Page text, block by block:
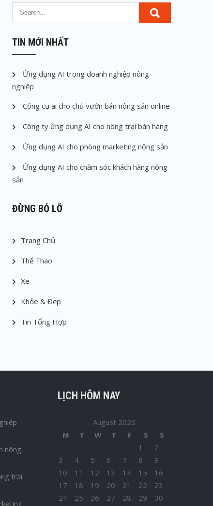
TIN MỚI NHẤT
Ứng dụng AI trong doanh nghiệp nông
nghiệp
Công cụ ai cho chủ vườn bán nông sản online
Công ty ứng dụng AI cho nông trại bán hàng
Ứng dụng AI cho phòng marketing nông sản
Ứng dụng AI cho chăm sóc khách hàng nông
sản
ĐỪNG BỎ LỠ
Trang Chủ
Thể Thao
Xe
Khỏe & Đẹp
Tin Tổng Hợp
nông
trại
LỊCH HÔM NAY
August 2026
M
T W T F S
S
1
2
3
4 5 6 7 8
9
10
11 12 13 14 15
16
17
18 19 20 21 22
23
24
25 26 27 28 29
30